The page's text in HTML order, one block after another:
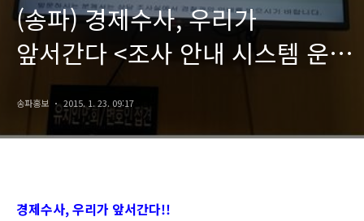
(송파) 경제수사, 우리가
앞서간다 <조사 안내 시스템 운영
송파홍보 2015. 1. 23. 09:17
경제수사, 우리가 앞서간다!!